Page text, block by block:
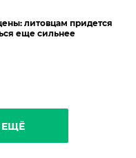
литовцам придется
еще сильнее
ЕЩЁ